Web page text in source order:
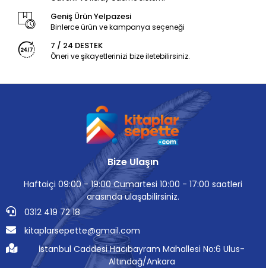
Geniş Ürün Yelpazesi
Binlerce ürün ve kampanya seçeneği
7 / 24 DESTEK
Öneri ve şikayetlerinizi bize iletebilirsiniz.
Bize Ulaşın
Haftaiçi 09:00 - 19:00 Cumartesi 10:00 - 17:00 saatleri
arasında ulaşabilirsiniz.
0312 419 72 18
kitaplarsepette@gmail.com
İstanbul Caddesi Hacıbayram Mahallesi No:6 Ulus-
Altındağ/Ankara